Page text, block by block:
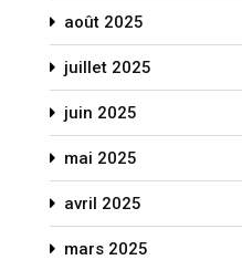
août 2025
juillet 2025
juin 2025
mai 2025
avril 2025
mars 2025